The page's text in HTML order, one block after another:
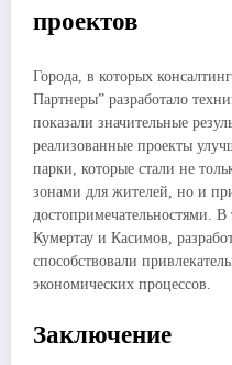
проектов
Города, в которых
Партнеры” разработало
показали значительные
реализованные проекты
парки, которые стали не
зонами для жителей, но и
достопримечательностями.
Кумертау и Касимов,
способствовали
экономических процессов.
Заключение